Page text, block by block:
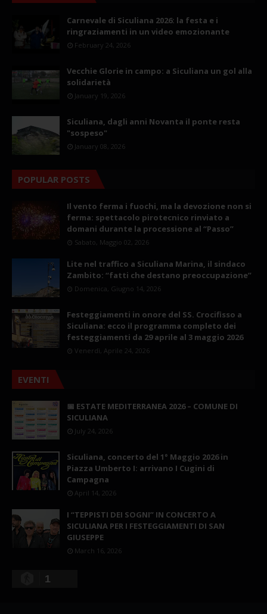
Carnevale di Siculiana 2026: la festa e i
ringraziamenti in un video emozionante
February 24, 2026
Vecchie Glorie in campo: a Siculiana un gol alla
solidarietà
January 19, 2026
Siculiana, dagli anni Novanta il ponte resta
"sospeso"
January 08, 2026
POPULAR POSTS
Il vento ferma i fuochi, ma la devozione non si
ferma: spettacolo pirotecnico rinviato a
domani durante la processione al “Passo”
Sabato, Maggio 02, 2026
Lite nel traffico a Siculiana Marina, il sindaco
Zambito: “fatti che destano preoccupazione”
Domenica, Giugno 14, 2026
Festeggiamenti in onore del SS. Crocifisso a
Siculiana: ecco il programma completo dei
festeggiamenti da 29 aprile al 3 maggio 2026
Venerdì, Aprile 24, 2026
EVENTI
📅 ESTATE MEDITERRANEA 2026 – COMUNE DI
SICULIANA
July 24, 2026
Siculiana, concerto del 1° Maggio 2026 in
Piazza Umberto I: arrivano I Cugini di
Campagna
April 14, 2026
I “TEPPISTI DEI SOGNI” IN CONCERTO A
SICULIANA PER I FESTEGGIAMENTI DI SAN
GIUSEPPE
March 16, 2026
1